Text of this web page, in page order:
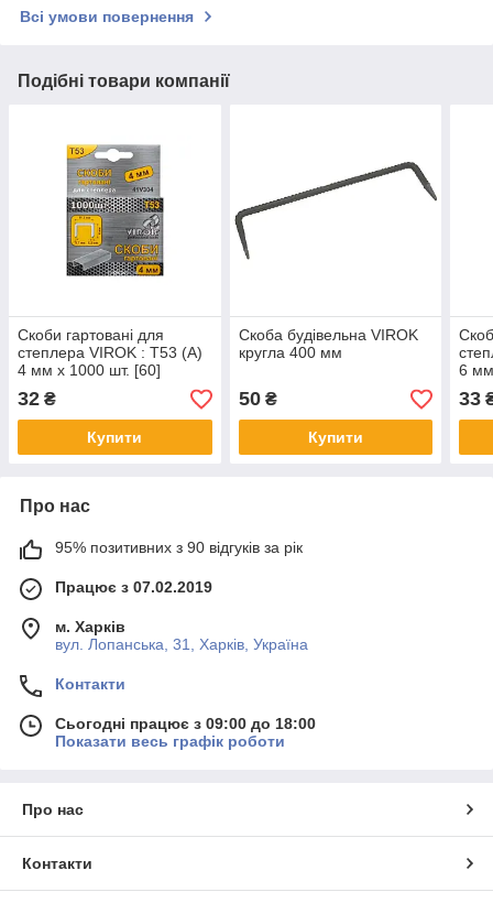
Всі умови повернення
Подібні товари компанії
Скоби гартовані для
степлера VIROK : Т53 (А)
4 мм х 1000 шт. [60]
32 ₴
Купити
Скоба будівельна VIROK
кругла 400 мм
50₴
Купити
6
33
Про нас
95% позитивних з 90 відгуків за рік
Працює з 07.02.2019
м. Харків
вул. Лопанська, 31, Харків, Україна
Контакти
Сьогодні працює з 09:00 до 18:00
Показати весь графік роботи
Про нас
Контакти